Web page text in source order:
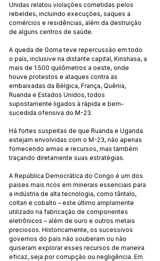
Unidas relatou violações cometidas pelos
rebeldes, incluindo execuções, saques a
comércios e residências, além da destruição
de alguns centros de saúde.
A queda de Goma teve repercussão em todo
o país, inclusive na distante capital, Kinshasa, a
mais de 1.500 quilômetros a oeste, onde
houve protestos e ataques contra as
embaixadas da Bélgica, França, Quênia,
Ruanda e Estados Unidos, todos
supostamente ligados à rápida e bem-
sucedida ofensiva do M-23.
Há fortes suspeitas de que Ruanda e Uganda
estejam envolvidas com o M-23, não apenas
fornecendo armas e recursos, mas também
traçando diretamente suas estratégias.
A República Democrática do Congo é um dos
países mais ricos em minerais essenciais para
a indústria de alta tecnologia, como tântalo,
coltan e cobalto – este último amplamente
utilizado na fabricação de componentes
eletrônicos – além de ouro e outros metais
preciosos. Historicamente, os sucessivos
governos do país não souberam ou não
quiseram explorar esses recursos de maneira
eficaz, seja por corrupção ou negligência. Em